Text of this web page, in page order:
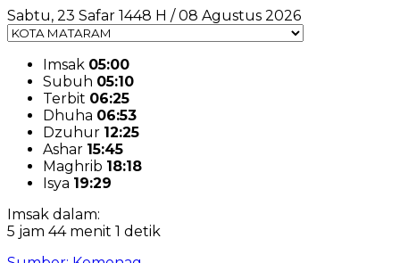
Sabtu, 23 Safar 1448 H / 08 Agustus 2026
Imsak 05:00
Subuh 05:10
Terbit 06:25
Dhuha 06:53
Dzuhur 12:25
Ashar 15:45
Maghrib 18:18
Isya 19:29
Imsak dalam:
5 jam 44 menit 0 detik